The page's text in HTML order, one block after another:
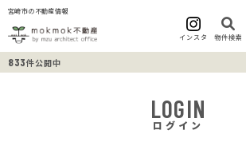
宮崎市の不動産情報
インスタ 物件検索
833件公開中
LOGIN
ログイン